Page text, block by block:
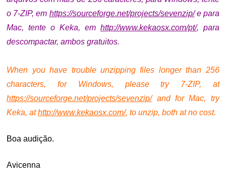
o 7-ZIP, em https://sourceforge.net/projects/sevenzip/e para
Mac, tente o Keka, em http://www.kekaosx.com/pt/, para
descompactar, ambos gratuitos.
When you have trouble unzipping files longer than 256
characters, for Windows, please try 7-ZIP, at
https://sourceforge.net/projects/sevenzip/and for Mac, try
Keka, athttp://www.kekaosx.com/, to unzip, both at no cost.
Boa audição.
Avicenna